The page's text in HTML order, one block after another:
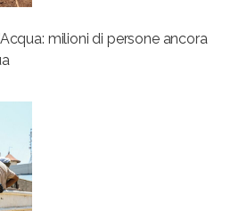
milioni di persone ancora